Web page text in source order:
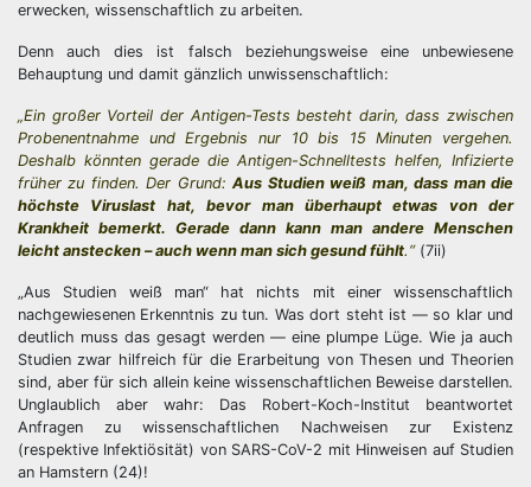
erwecken, wissenschaftlich zu arbeiten.
Denn auch dies ist falsch beziehungsweise eine unbewiesene
Behauptung und damit gänzlich unwissenschaftlich:
„Ein großer Vorteil der Antigen-Tests besteht darin, dass zwischen
Probenentnahme und Ergebnis nur 10 bis 15 Minuten vergehen.
Deshalb könnten gerade die Antigen-Schnelltests helfen, Infizierte
früher zu finden. Der Grund:Aus Studien weiß man, dass man die
höchste Viruslast hat, bevor man überhaupt etwas von der
Krankheit bemerkt. Gerade dann kann man andere Menschen
leicht anstecken – auch wenn man sich gesund fühlt.“(7ii)
„Aus Studien weiß man“ hat nichts mit einer wissenschaftlich
nachgewiesenen Erkenntnis zu tun. Was dort steht ist — so klar und
deutlich muss das gesagt werden — eine plumpe Lüge. Wie ja auch
Studien zwar hilfreich für die Erarbeitung von Thesen und Theorien
sind, aber für sich allein keine wissenschaftlichen Beweise darstellen.
Unglaublich aber wahr: Das Robert-Koch-Institut beantwortet
Anfragen zu wissenschaftlichen Nachweisen zur Existenz
(respektive Infektiösität) von SARS-CoV-2 mit Hinweisen auf Studien
an Hamstern (24)!